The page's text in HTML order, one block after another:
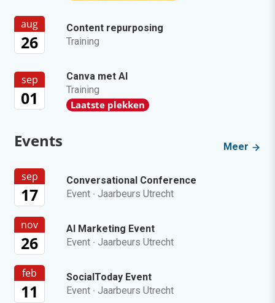
aug
26
Content repurposing
Training
sep
01
Canva met AI
Training
Laatste plekken
Events Meer
sep
17
Conversational Conference
Event · Jaarbeurs Utrecht
nov
26
AI Marketing Event
Event · Jaarbeurs Utrecht
feb
11
SocialToday Event
Event · Jaarbeurs Utrecht